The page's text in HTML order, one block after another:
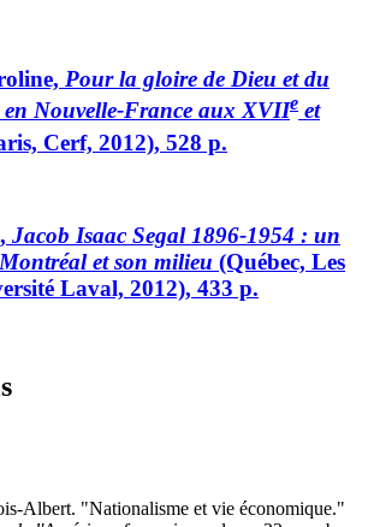
Pour la gloire de Dieu et du
en Nouvelle-France aux XVIIe et
Cerf, 2012), 528 p.
Jacob Isaac Segal 1896-1954 : un
et son milieu (Québec, Les
Laval, 2012), 433 p.
Albert. "Nationalisme et vie économique."